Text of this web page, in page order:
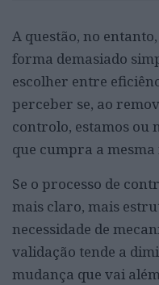
A questão, no
forma demasiado
escolher entre
perceber se, ao
controlo, estamos ou
que cumpra a
Se o processo de
mais claro, mais
necessidade de
validação tende a
mudança que vai